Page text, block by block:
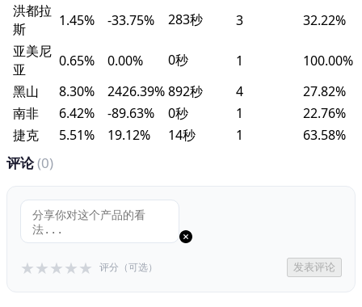
洪都拉
斯
1.45% -33.75% 283秒 3
32.22%
亚美尼
亚
0.65% 0.00% 0秒 1
100.00%
黑山
8.30% 2426.39%892秒 4
27.82%
南非
6.42% -89.63% 0秒 1
22.76%
捷克
5.51% 19.12% 14秒 1 63.58%
评论(0)
★★★★★ 评分（可选） 发表评论